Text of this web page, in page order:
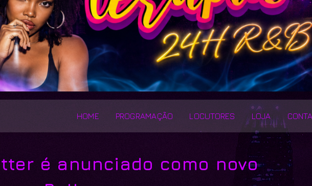
HOME PROGRAMAÇÃO LOCUTORES LOJA
é anunciado como novo